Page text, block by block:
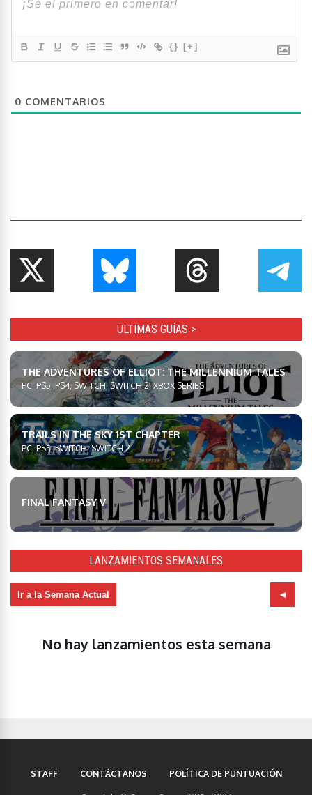
{} [+]
0 COMENTARIOS
ULTIMAS GUÍAS >
THE ADVENTURES OF ELLIOT: THE MILLENNIUM TALES
PC, PS5, PS4, SWITCH, SWITCH 2, XBOX SERIES
TRAILS IN THE SKY 1ST CHAPTER
PC, PS5, SWITCH, SWITCH 2
FINAL FANTASY V
LANZAMIENTOS SEMANALES
Ir a la Semana Actual
No hay lanzamientos esta semana
STAFF CONTÁCTANOS POLÍTICA DE PUNTUACIÓN